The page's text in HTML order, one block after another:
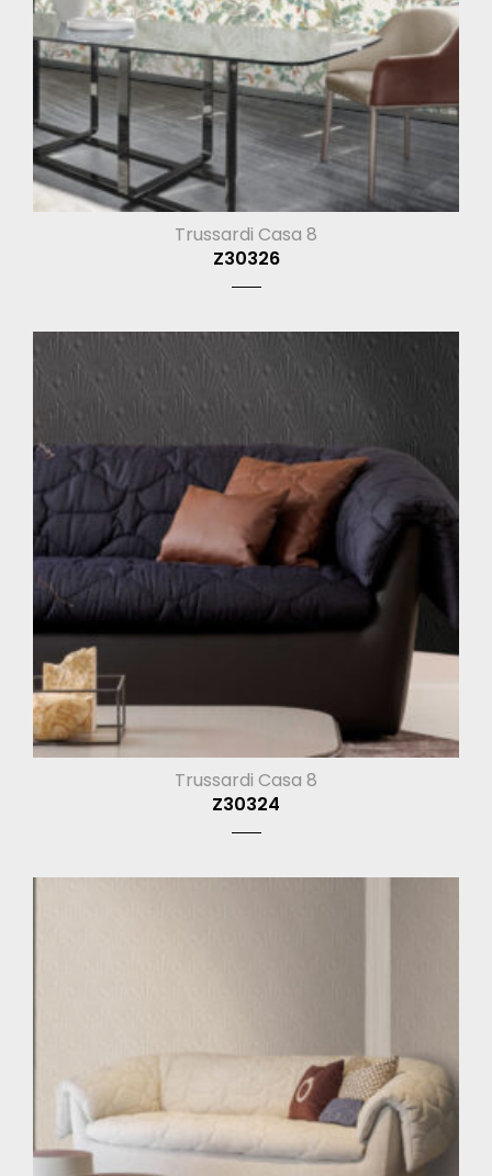
Trussardi Casa 8
Z30326
Trussardi Casa 8
Z30324